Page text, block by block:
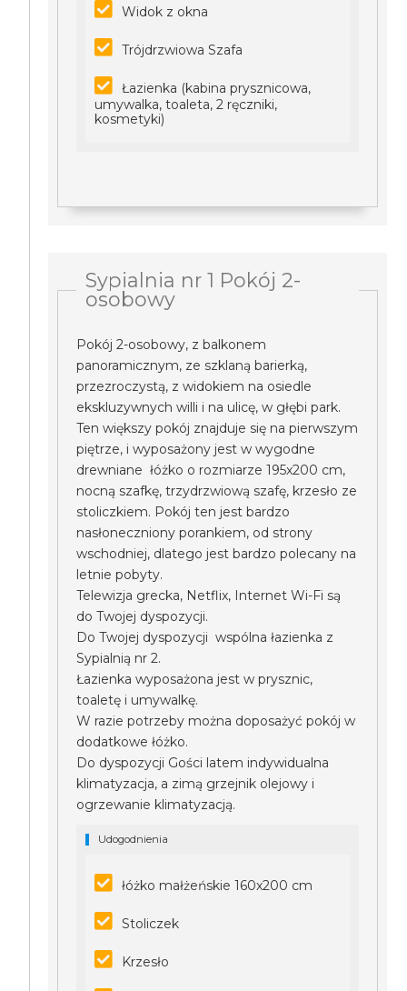
Widok z okna
Trójdrzwiowa Szafa
Łazienka (kabina prysznicowa,
umywalka, toaleta, 2 ręczniki,
kosmetyki)
Sypialnia nr 1 Pokój 2-
osobowy
Pokój 2-osobowy, z balkonem
panoramicznym, ze szklaną barierką,
przezroczystą, z widokiem na osiedle
ekskluzywnych willi i na ulicę, w głębi park.
Ten większy pokój znajduje się na pierwszym
piętrze, i wyposażony jest w wygodne
drewniane łóżko o rozmiarze 195x200 cm,
nocną szafkę, trzydrzwiową szafę, krzesło ze
stoliczkiem. Pokój ten jest bardzo
nasłoneczniony porankiem, od strony
wschodniej, dlatego jest bardzo polecany na
letnie pobyty.
Telewizja grecka, Netflix, Internet Wi-Fi są
do Twojej dyspozycji.
Do Twojej dyspozycji wspólna łazienka z
Sypialnią nr 2.
Łazienka wyposażona jest w prysznic,
toaletę i umywalkę.
W razie potrzeby można doposażyć pokój w
dodatkowe łóżko.
Do dyspozycji Gości latem indywidualna
klimatyzacja, a zimą grzejnik olejowy i
ogrzewanie klimatyzacją.
Udogodnienia
łóżko małżeńskie 160x200 cm
Stoliczek
Krzesło